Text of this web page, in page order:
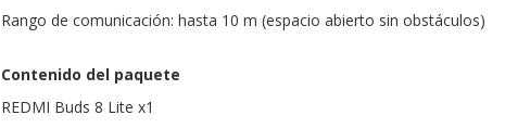
Rango de comunicación: hasta 10 m (espacio abierto sin obstáculos)
Contenido del paquete
REDMI Buds 8 Lite x1